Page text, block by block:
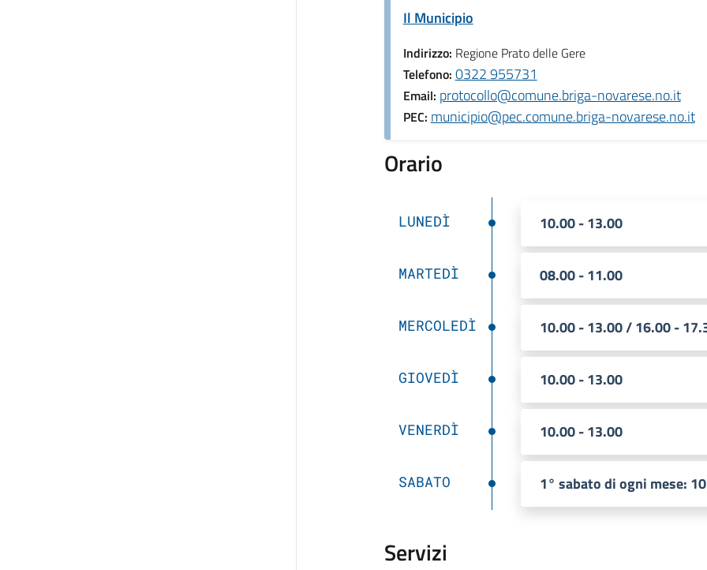
Il Municipio
Indirizzo: Regione Prato delle Gere
Telefono: 0322 955731
Email: protocollo@comune.briga-novarese.no.it
PEC: municipio@pec.comune.briga-novarese.no.it
Orario
LUNEDÌ 10.00 - 13.00
MARTEDÌ 08.00 - 11.00
MERCOLEDÌ 10.00 - 13.00 / 16.00 -
GIOVEDÌ 10.00 - 13.00
VENERDÌ 10.00 - 13.00
SABATO 1° sabato di ogni mese:
Servizi